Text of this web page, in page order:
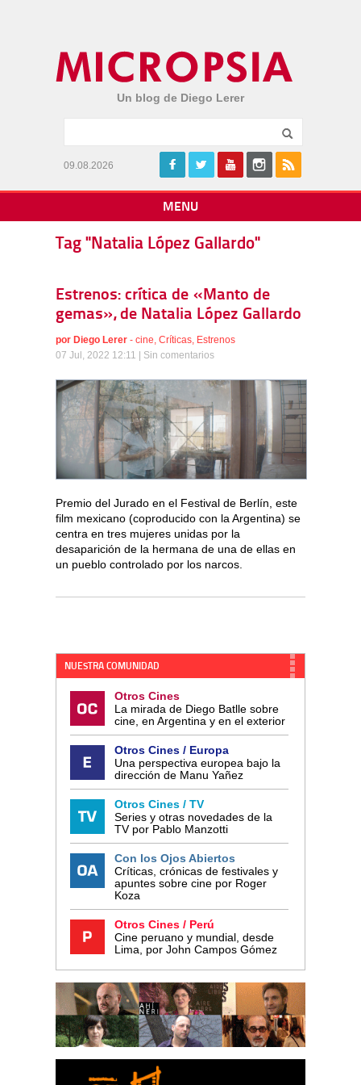
Un blog de Diego Lerer
09.08.2026
MENU
Tag "Natalia López Gallardo"
Estrenos: crítica de «Manto de
gemas», de Natalia López Gallardo
por Diego Lerer - cine, Críticas, Estrenos
07 Jul, 2022 12:11 | Sin comentarios
Premio del Jurado en el Festival de Berlín, este
film mexicano (coproducido con la Argentina) se
centra en tres mujeres unidas por la
desaparición de la hermana de una de ellas en
un pueblo controlado por los narcos.
NUESTRA COMUNIDAD
Otros Cines
La mirada de Diego Batlle sobre
cine, en Argentina y en el exterior
Otros Cines / Europa
Una perspectiva europea bajo la
dirección de Manu Yañez
Otros Cines / TV
Series y otras novedades de la
TV por Pablo Manzotti
Con los Ojos Abiertos
Críticas, crónicas de festivales y
apuntes sobre cine por Roger
Koza
Otros Cines / Perú
Cine peruano y mundial, desde
Lima, por John Campos Gómez